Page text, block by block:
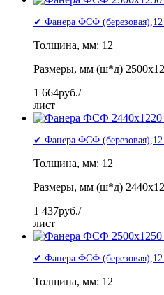
✔ Фанера ФСФ
Толщина, мм: 12
Размеры, мм (ш*д)
1 664руб./
лист
✔ Фанера ФСФ
Толщина, мм: 12
Размеры, мм (ш*д)
1 437руб./
лист
✔ Фанера ФСФ
Толщина, мм: 12